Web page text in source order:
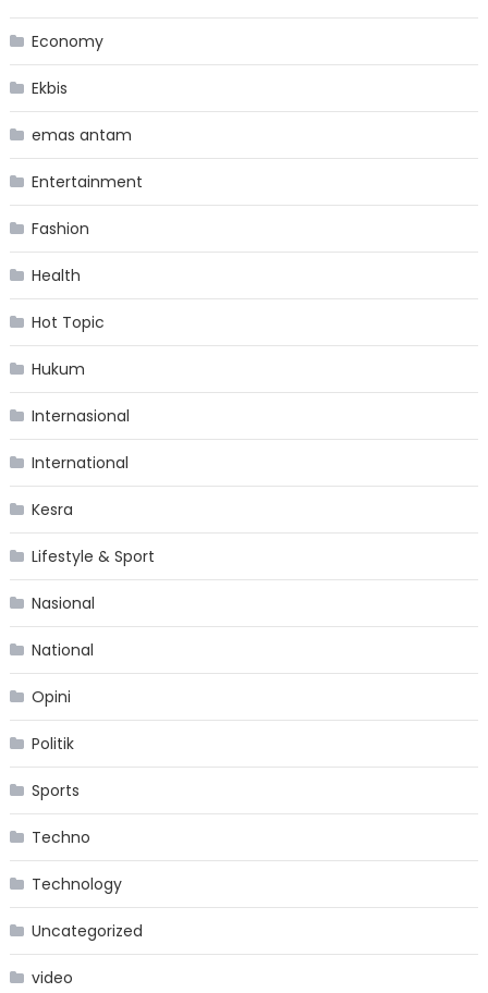
Economy
Ekbis
emas antam
Entertainment
Fashion
Health
Hot Topic
Hukum
Internasional
International
Kesra
Lifestyle & Sport
Nasional
National
Opini
Politik
Sports
Techno
Technology
Uncategorized
video